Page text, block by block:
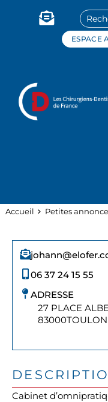
ESPACE
Accueil Petites
06 37 24 15 55
ADRESSE
27 PLACE
83000TOULON
Cabinet
Panneau de gestion